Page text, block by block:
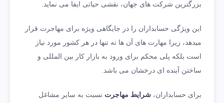
بزرگترین شرکت های جهان، نقشی حیاتی ایفا می نماید.
این ویژگی حسابداران را در جایگاهی ویژه برای مهاجرت قرار
میدهد، زیرا مهارت های آن ها نه تنها در هر کشور مورد نیاز
است بلکه پلی محکم برای ورود به بازار کار بین المللی و
ساختن آینده ای درخشان می باشد.
برای حسابداران، شرایط مهاجرت نسبت به سایر مشاغل